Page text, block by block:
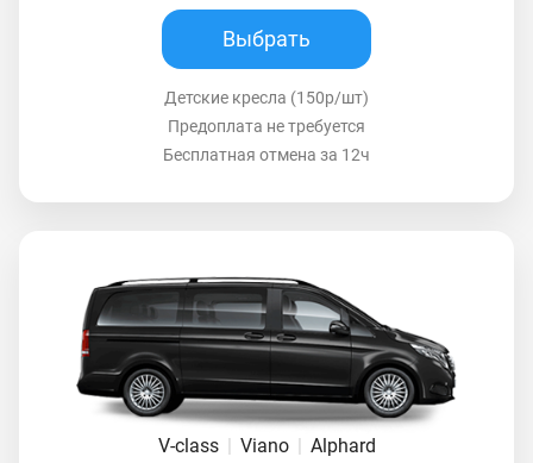
Выбрать
Детские кресла (150р/шт)
Предоплата не требуется
Бесплатная отмена за 12ч
V-class Viano Alphard